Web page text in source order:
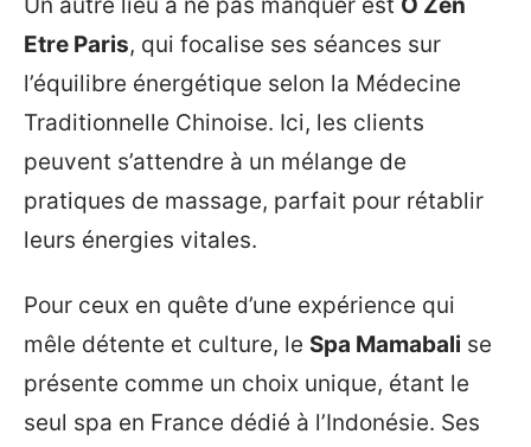
Etre Paris, qui focalise ses séances sur
l’équilibre énergétique selon la Médecine
Traditionnelle Chinoise. Ici, les clients
peuvent s’attendre à un mélange de
pratiques de massage, parfait pour rétablir
leurs énergies vitales.
Pour ceux en quête d’une expérience qui
mêle détente et culture, le Spa Mamabali se
présente comme un choix unique, étant le
seul spa en France dédié à l’Indonésie. Ses